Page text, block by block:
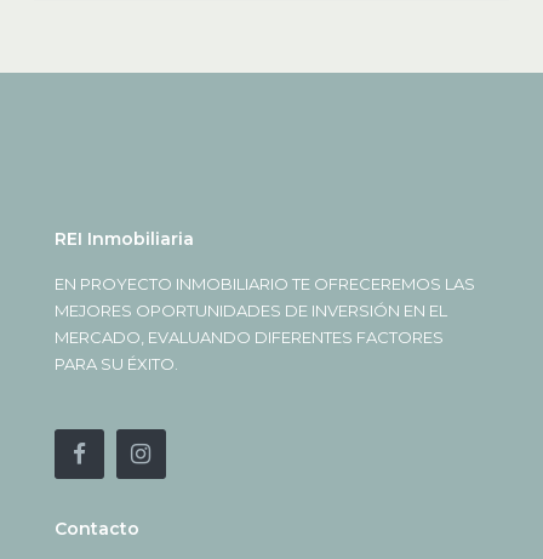
REI Inmobiliaria
EN PROYECTO INMOBILIARIO TE OFRECEREMOS LAS
MEJORES OPORTUNIDADES DE INVERSIÓN EN EL
MERCADO, EVALUANDO DIFERENTES FACTORES
PARA SU ÉXITO.
Contacto